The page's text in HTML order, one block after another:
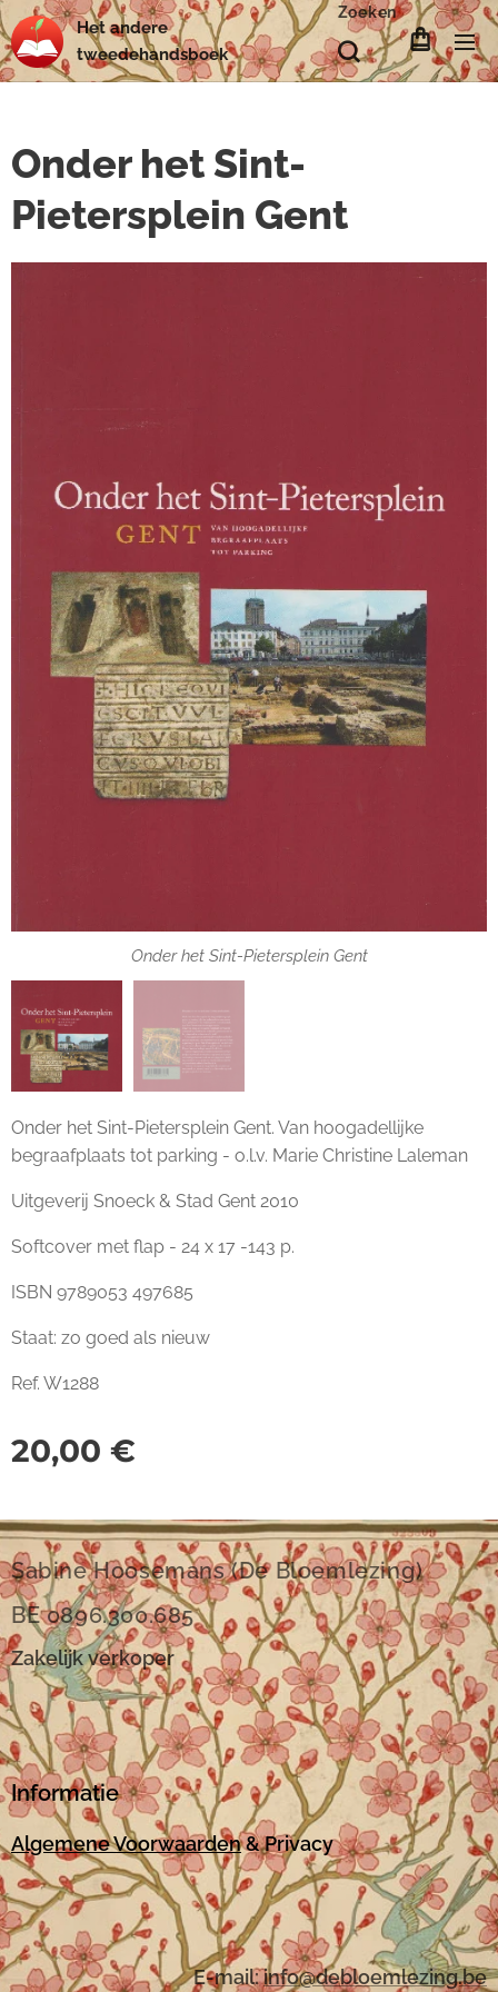
Hetandere
tweedehandsboek
Zoeken
Onder het Sint-
Pietersplein Gent
Onder het Sint-Pietersplein Gent
Onder het Sint-Pietersplein Gent
Onder het Sint-Pietersplein Gent. Van hoogadellijke
begraafplaats tot parking - o.l.v. Marie Christine Laleman
Uitgeverij Snoeck & Stad Gent 2010
Softcover met flap - 24 x 17 -143 p.
ISBN 9789053 497685
Staat: zo goed als nieuw
Ref. W1288
20,00 €
Sabine Hoosemans (De Bloemlezing)
BE 0896.300.685
Zakelijk verkoper
Informatie
Algemene Voorwaarden& Privacy
E-mail:info@debloemlezing.be